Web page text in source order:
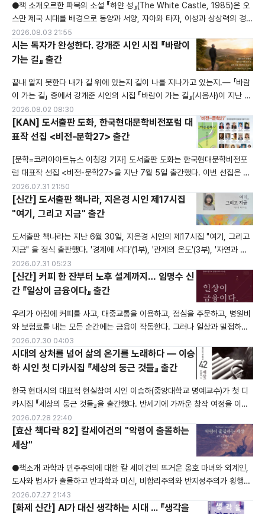
연스럽게
●책 소개오르한 파묵의 소설 『하얀 성』(The White Castle, 1985)은 오
스만 제국 시대를 배경으로 동양과 서양, 자아와 타자, 이성과 상상력의 경계
를 탐구하는 메타픽션 형식의 철학적 소설.베네치아 출신의 학자인 주인공
'나'는 오스만 제국에 포로로 잡혀 노예가 되지만, 그의 뛰어난 의학 및 과학
지식 덕분에 파디샤의 신임을 얻게 됩니다.그러던 중 그는 자신과 놀랍도록
닮은 '호자'를 만나게 되고, 두 사람은 서로의 지식을 교환하며 점차
2026.08.03 21:55
시는 독자가 완성한다. 강개준 시인 시집 『바람이
가는 길』 출간
끝내 알지 못한다 내가 길 위에 있는지 길이 나를 지나가고 있는지.— 「바람
이 가는 길」 중에서 강개준 시인의 시집 『바람이 가는 길』(시음사)이 지난 5
월 출간됐다. 표제작은 위와 같은 물음으로 끝난다. 답을 내리는 대신 물음을
남기는 이 마무리는, 시집 전체의 정서를 그대로 보여준다.보이지 않지만 삶
을 이끄는 힘, '바람'시인은 제목에 담긴 뜻을 이렇게 설명한다. 바람은 눈에
보이지 않지만 분명히 존재하며 세상을 움직이는 힘을 가지고 있고, 사람의
2026.08.02 08:30
[KAN] 도서출판 도화, 한국현대문학비전포럼 대
표작 선집 <비전-문학27> 출간
[문학=코리아아트뉴스 이청강 기자] 도서출판 도화는 한국현대문학비전포
럼 대표작 선집 <비전-문학27>을 지난 7월 5일 출간했다. 이번 선집은 시·
시조·소설·민조시·희곡·평론·수필·아동문학 등 각 장르를 대표하는 문인 16
명이 참여해 한국문학의 현재를 성찰하고 미래를 모색하는 작품들이 수록되
어 있다. 특히 참여 문인 16명은 사단법인 한국문인협회의 차기 지도부를 이
끌 주요 인사로 평가받고 있다.이번 선집에는 시와 시조, 소설, 희곡, 평론,
수필, 아
2026.07.31 21:50
[신간] 도서출판 책나라, 지은경 시인 제17시집
"여기, 그리고 지금" 출간
도서출판 책나라는 지난 6월 30일, 지은경 시인의 제17시집 "여기, 그리고
지금" 을 정식 출판했다. '경계에 서다'(1부), '관계의 온도'(3부), '자연과 순
환'(6부), '문학의 다리'(7부) 등 총 7부로 구성되어 있으며, 실존주의적 자아
탐구에서 여성주의, 생태 위기, 그리고 보편적 휴머니즘 등 다양한 테마를 바
탕으로 문학적인 성찰을 보여준다.해마다 수많은 풀꽃들은꽃을 피워내며자
유를 노래 부릅니다 고향이 어디냐고 또 물으신다면내 고향은 대
2026.07.31 05:23
[신간] 커피 한 잔부터 노후 설계까지… 임명수 신
간 『일상이 금융이다』 출간
우리가 아침에 커피를 사고, 대중교통을 이용하고, 점심을 주문하고, 병원비
와 보험료를 내는 모든 순간에는 금융이 작동한다. 그러나 일상과 밀접하게
연결된 금융의 구조와 원리를 제대로 이해하는 사람은 많지 않다.핀테크 전
문가 임명수 저자가 생활 속 금융을 시민의 눈높이에서 풀어낸 신간 『일상이
금융이다』를 지난 7월 25일 출간했다. 『일상이 금융이다』는 커피값에 포함
된 카드 수수료부터 버스 요금, 주거비와 대출, 식비, 의료비, 교육비, 인간관
계에서 발
2026.07.30 04:03
시대의 상처를 넘어 삶의 온기를 노래하다 — 이승
하 시인 첫 디카시집 『세상의 둥근 것들』 출간
한국 현대시의 대표적 현실참여 시인 이승하(중앙대학교 명예교수)가 첫 디
카시집 『세상의 둥근 것들』을 출간했다. 반세기에 가까운 창작 여정을 이어
온 그는 이번 작품을 통해 사진과 시가 결합된 새로운 서정을 선보이며, 한국
디카시 문학의 새로운 가능성을 열어가고 있다. 디카시, 디지털 시대의 새로
운 시 장르디카시는 디지털카메라나 스마트폰으로 포착한 사진에 짧은 시를
결합한 장르다. 단순한 설명을 넘어 시적 상상력과 영상예술이 결합된 현대
문학의 확장으로 평
2026.07.28 22:40
[효산 책다락 82] 칼세이건의 "악령이 출몰하는
세상"
●책소개 과학과 민주주의에 대한 칼 세이건의 뜨거운 옹호 마녀와 외계인,
도사와 법사가 출몰하고 반과학과 미신, 비합리주의와 반지성주의가 횡행하
는 시대 흔들리는 촛불, 과학에 대한 칼 세이건의 마지막 성찰 칼 세이건 생
전 최후의 저작, 완전 개역판 뉴욕 타임스 베스트셀러 로스앤젤레스 타임스
2026.07.27 21:43
[화제 신간] AI가 대신 생각하는 시대 ... 『생각을